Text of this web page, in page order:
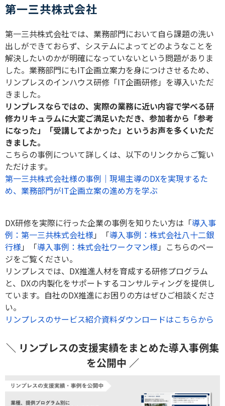
第一三共株式会社
第一三共株式会社では、業務部門において自ら課題の洗い
出しができておらず、システムによってどのようなことを
解決したいのかが明確になっていないという問題がありま
した。業務部門にもIT企画立案力を身につけさせるため、
リンプレスのインハウス研修「IT企画研修」を導入いただ
きました。
リンプレスならではの、実際の業務に近い内容で学べる研
修カリキュラムに大変ご満足いただき、参加者から「参考
になった」「受講してよかった」というお声を多くいただ
きました。
こちらの事例について詳しくは、以下のリンクからご覧い
ただけます。
第一三共株式会社様の事例｜現場主導のDXを実現するた
め、業務部門がIT企画立案の進め方を学ぶ
DX研修を実際に行った企業の事例を知りたい方は「導入事
例：第一三共株式会社様」「導入事例：株式会社八十二銀
行様」「導入事例：株式会社ワークマン様」こちらのペー
ジをご覧ください。
リンプレスでは、DX推進人材を育成する研修プログラム
と、DXの内製化をサポートするコンサルティングを提供し
ています。自社のDX推進にお困りの方はぜひご相談くださ
い。
リンプレスのサービス紹介資料ダウンロードはこちらから
＼ リンプレスの支援実績をまとめた導入事例集
を公開中 ／